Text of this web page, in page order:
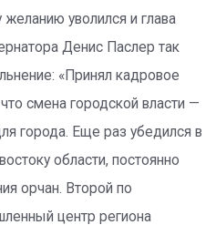
уволился и глава
Денис Паслер так
«Принял кадровое
смена городской власти —
города. Еще раз убедился в
области, постоянно
орчан. Второй по
центр региона